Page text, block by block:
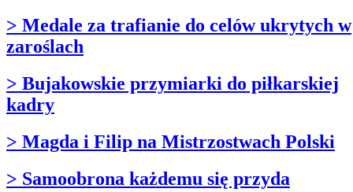
> Medale za trafianie do celów ukrytych w
zaroślach
> Bujakowskie przymiarki do piłkarskiej
kadry
> Magda i Filip na Mistrzostwach Polski
> Samoobrona każdemu się przyda